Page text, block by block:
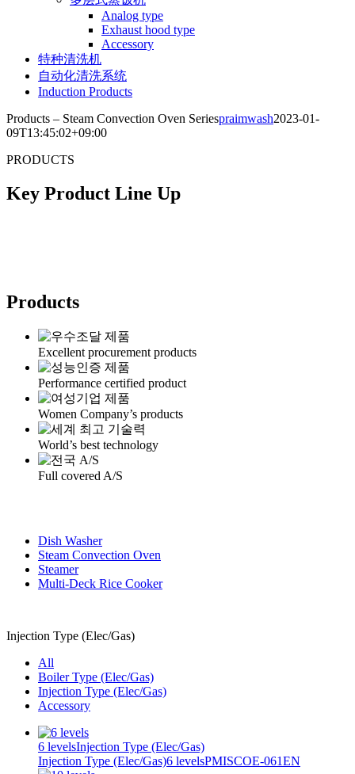
Analog type
Exhaust hood type
Accessory
特种清洗机
自动化清洗系统
Induction Products
Products – Steam Convection Oven Seriespraimwash2023-01-
09T13:45:02+09:00
PRODUCTS
Key Product Line Up
Products
Excellent procurement products
Performance certified product
Women Company’s products
World’s best technology
Full covered A/S
Dish Washer
Steam Convection Oven
Steamer
Multi-Deck Rice Cooker
Injection Type (Elec/Gas)
All
Boiler Type (Elec/Gas)
Injection Type (Elec/Gas)
Accessory
6 levelsInjection Type (Elec/Gas)
Injection Type (Elec/Gas)6 levelsPMISCOE-061EN